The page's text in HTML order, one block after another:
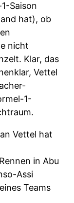
Saison
hat), ob
nicht
Klar, das
Vettel
1-
Vettel hat
in Abu
Assi
Teams